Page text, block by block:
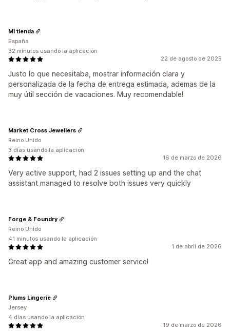
22 de agosto de 2025
Justo lo que necesitaba, mostrar información clara y
personalizada de la fecha de entrega estimada, ademas de la
muy útil sección de vacaciones. Muy recomendable!
Mi tienda
España
32 minutos usando la aplicación
16 de marzo de 2026
Very active support, had 2 issues setting up and the chat
assistant managed to resolve both issues very quickly
Market Cross Jewellers
Reino Unido
3 días usando la aplicación
1 de abril de 2026
Great app and amazing customer service!
Forge & Foundry
Reino Unido
41 minutos usando la aplicación
19 de marzo de 2026
Plums Lingerie
Jersey
4 días usando la aplicación